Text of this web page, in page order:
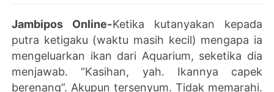
Jambipos Online-Ketika kutanyakan kepada
putra ketigaku (waktu masih kecil) mengapa ia
mengeluarkan ikan dari Aquarium, seketika dia
menjawab. “Kasihan, yah. Ikannya capek
berenang”. Akupun tersenyum. Tidak memarahi.